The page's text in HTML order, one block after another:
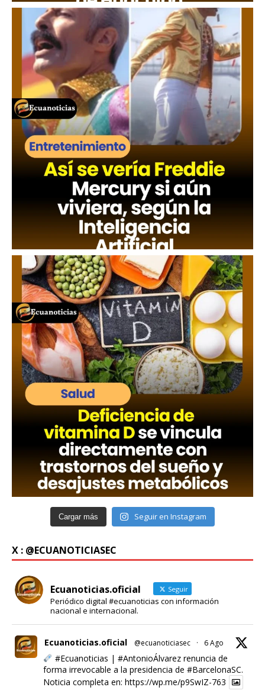
Cargar más Seguir en Instagram
X : @ECUANOTICIASEC
Ecuanoticias.oficial Seguir
Periódico digital #ecuanoticias con información
nacional e internacional.
Ecuanoticias.oficial @ecuanoticiasec · 6 Ago
#Ecuanoticias | #AntonioÁlvarezrenuncia de
forma irrevocable a la presidencia de #BarcelonaSC.
Noticia completa en: https://wp.me/p9SwIZ-763